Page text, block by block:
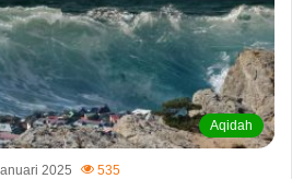
Aqidah
2025 535